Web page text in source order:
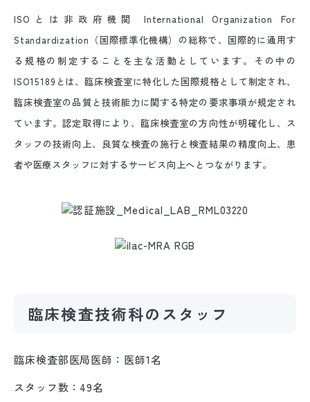
ISOとは非政府機関 International Organization For
Standardization（国際標準化機構）の総称で、国際的に通用す
る規格の制定することを主な活動としています。その中の
ISO15189とは、臨床検査室に特化した国際規格として制定され、
臨床検査室の品質と技術能力に関する特定の要求事項が規定され
ています。認定取得により、臨床検査室の方向性が明確化し、ス
タッフの技術向上、良質な検査の施行と検査結果の精度向上、患
者や医療スタッフに対するサービス向上へとつながります。
臨床検査技術科のスタッフ
臨床検査部医局医師：医師1名
スタッフ数：49名